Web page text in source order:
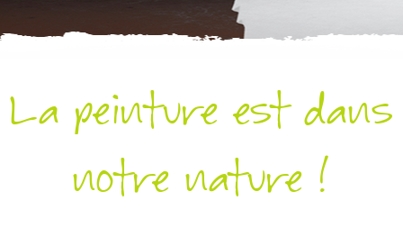
La peinture est dans
notre nature !